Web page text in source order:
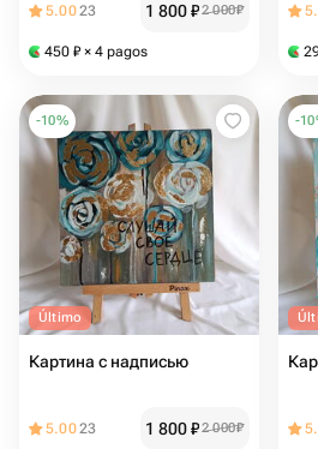
5.0023 1 800₽2 000₽
450 ₽ × 4 pagos
-10%
Último
Картина с надписью
5.0023 1 800₽2 000₽
-10